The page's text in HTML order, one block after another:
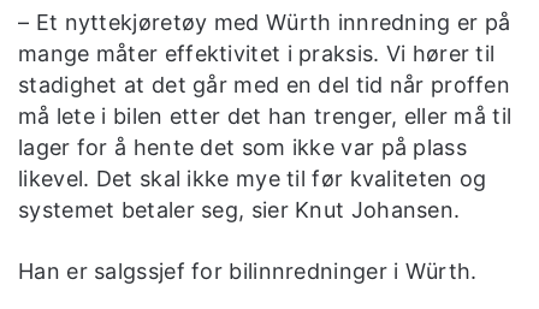
– Et nyttekjøretøy med Würth innredning er på
mange måter effektivitet i praksis. Vi hører til
stadighet at det går med en del tid når proffen
må lete i bilen etter det han trenger, eller må til
lager for å hente det som ikke var på plass
likevel. Det skal ikke mye til før kvaliteten og
systemet betaler seg, sier Knut Johansen.
Han er salgssjef for bilinnredninger i Würth.